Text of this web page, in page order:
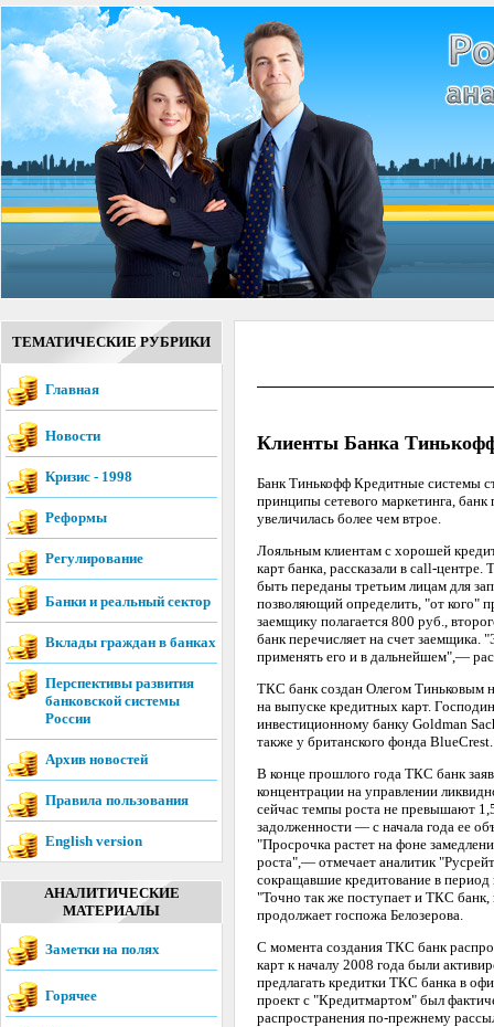
ТЕМАТИЧЕСКИЕ РУБРИКИ
Главная
Новости
Кризис - 1998
Реформы
Регулирование
Банки и реальный сектор
Вклады граждан в банках
Перспективы развития
банковской системы
России
Архив новостей
Правила пользования
English version
АНАЛИТИЧЕСКИЕ
МАТЕРИАЛЫ
Заметки на полях
Горячее
Клиенты Банка
Банк Тинькофф Кредитные системы
принципы сетевого маркетинга, банк
увеличилась более чем втрое.
Лояльным клиентам с хорошей
карт банка, рассказали в call-
быть переданы третьим лицам для
позволяющий определить, "от кого"
заемщику полагается 800 руб.,
банк перечисляет на счет заемщика.
применять его и в дальнейшем",—
ТКС банк создан Олегом Тиньковым
на выпуске кредитных карт.
инвестиционному банку Goldman
также у британского фонда BlueCrest.
В конце прошлого года ТКС банк
концентрации на управлении
сейчас темпы роста не превышают
задолженности — с начала года ее
"Просрочка растет на фоне
роста",— отмечает аналитик
сокращавшие кредитование в период
"Точно так же поступает и ТКС
продолжает госпожа Белозерова.
С момента создания ТКС банк
карт к началу 2008 года были
предлагать кредитки ТКС банка в
проект с "Кредитмартом" был
распространения по-прежнему